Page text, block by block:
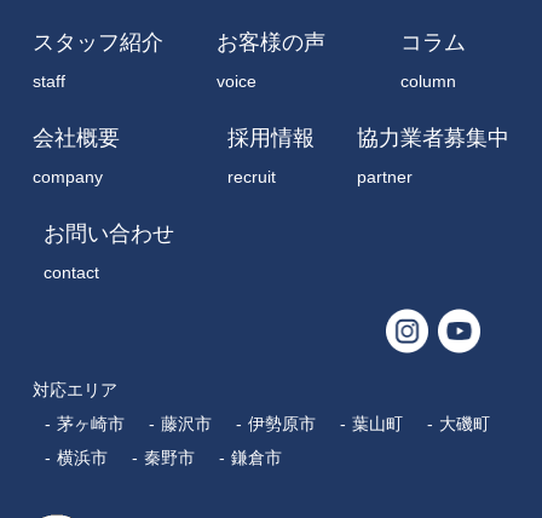
スタッフ紹介
staff
お客様の声
voice
コラム
column
会社概要
company
採用情報
recruit
協力業者募集中
partner
お問い合わせ
contact
対応エリア
茅ヶ崎市
藤沢市 伊勢原市 葉山町
大磯町
横浜市
秦野市 鎌倉市